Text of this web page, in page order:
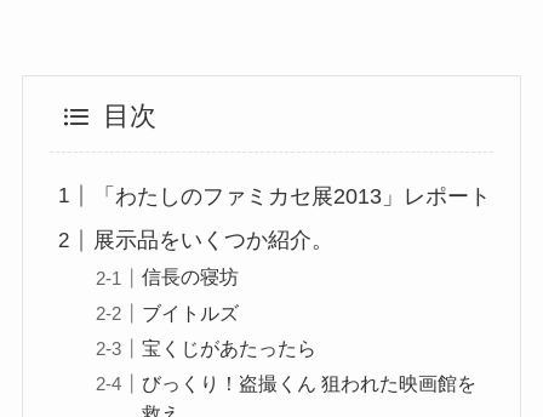
目次
「わたしのファミカセ展2013」レポート
展示品をいくつか紹介。
信長の寝坊
ブイトルズ
宝くじがあたったら
びっくり！盗撮くん 狙われた映画館を